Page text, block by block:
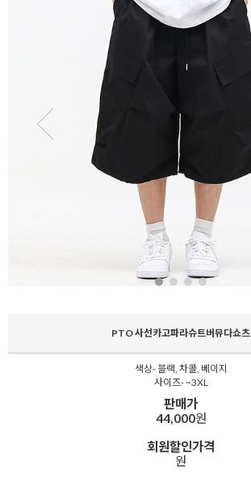
PTO 사선카고파라슈트버뮤다쇼츠
색상- 블랙, 차콜, 베이지
사이즈- ~3XL
판매가
44,000원
회원할인가격
원